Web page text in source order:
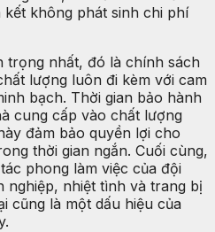
không phát sinh chi phí
trọng nhất, đó là chính sách
lượng luôn đi kèm với cam
bạch. Thời gian bảo hành
cung cấp vào chất lượng
đảm bảo quyền lợi cho
thời gian ngắn. Cuối cùng,
phong làm việc của đội
nghiệp, nhiệt tình và trang bị
cũng là một dấu hiệu của